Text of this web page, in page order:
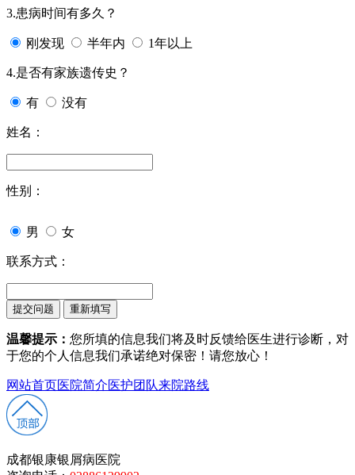
3.患病时间有多久？
刚发现 半年内 1年以上
4.是否有家族遗传史？
有 没有
姓名：
性别：
男 女
联系方式：
温馨提示： 您所填的信息我们将及时反馈给医生进行诊断，对
于您的个人信息我们承诺绝对保密！请您放心！
网站首页医院简介医护团队来院路线
成都银康银屑病医院